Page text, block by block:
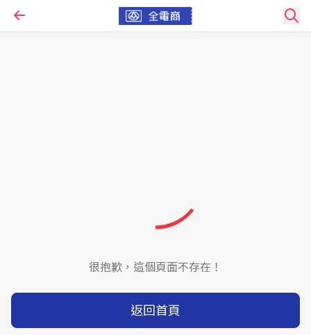
很抱歉，這個頁面不存在！
返回首頁